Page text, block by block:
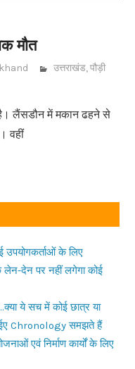
मौत
उत्तराखंड,पौड़ी
लैंसडौन में मकान ढहने से
वहीं
उपयोगकर्ताओं के लिए
देन पर नहीं लगेगा कोई
ये सच में कोई छात्र या
Chronology समझते हैं
एवं निर्माण कार्यों के लिए